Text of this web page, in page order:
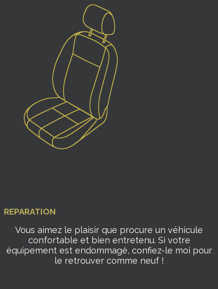
REPARATION
Vous aimez le plaisir que procure un véhicule
confortable et bien entretenu. Si votre
équipement est endommagé, confiez-le moi pour
le retrouver comme neuf !